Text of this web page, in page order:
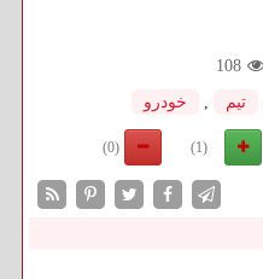
108
تیم , خودرو
(1)
(0)